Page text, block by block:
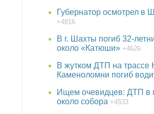
Губернатор осмотрел в
+4816
В г. Шахты погиб 32-
около «Катюши» +4626
В жутком ДТП на трассе
Каменоломни погиб
Ищем очевидцев: ДТП в
около собора +4533